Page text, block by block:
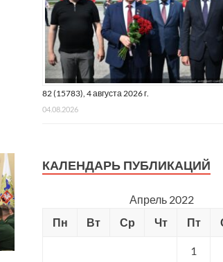
82 (15783), 4 августа 2026 г.
04.08.2026
КАЛЕНДАРЬ ПУБЛИКАЦИЙ
Апрель 2022
Пн
Вт Ср Чт Пт
1